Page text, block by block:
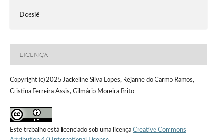
Dossiê
LICENÇA
Copyright (c) 2025 Jackeline Silva Lopes, Rejanne do Carmo Ramos,
Cristina Ferreira Assis, Gilmário Moreira Brito
Este trabalho está licenciado sob uma licença Creative Commons